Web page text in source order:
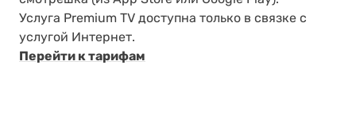
Услуга Premium TV доступна только в связке с
услугой Интернет.
Перейти к тарифам